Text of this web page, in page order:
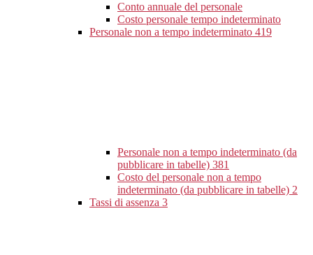
Conto annuale del personale
Costo personale tempo indeterminato
Personale non a tempo indeterminato 419
Personale non a tempo indeterminato (da
pubblicare in tabelle) 381
Costo del personale non a tempo
indeterminato (da pubblicare in tabelle) 2
Tassi di assenza 3